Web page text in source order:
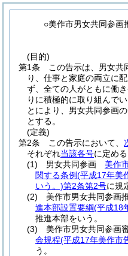
○美作市男女共同参画
(目的)
第1条
この告示は、男女共
り、仕事と家庭の両立に
ず、全ての人がともに働
りに積極的に取り組んで
とにより、男女共同参画
とする。
(定義)
第2条
この告示において、
それぞれ当該各号に定め
(1)
男女共同参画 美作
関する条例(平成17年美
いう。)第2条第2号に規
(2)
美作市男女共同参画
進本部設置要綱(平成18
推進本部をいう。
(3)
美作市男女共同参画
会規程(平成17年美作市
う。